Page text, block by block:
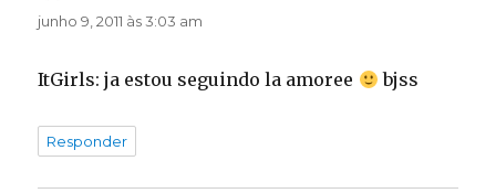
junho 9, 2011 às 3:03 am
ItGirls: ja estou seguindo la amoree bjss
Responder